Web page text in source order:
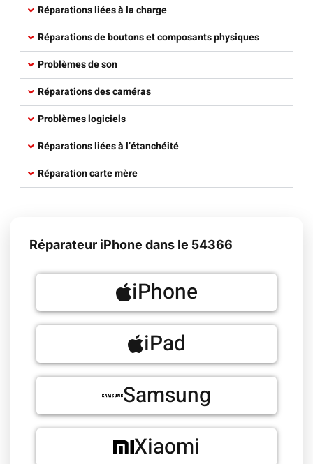
Réparations liées à la charge​
Réparations de boutons et composants physiques​
Problèmes de son
Réparations des caméras​
Problèmes logiciels​
Réparations liées à l’étanchéité​
Réparation carte mère​
Réparateur iPhone dans le 54366
iPhone
iPad
Samsung
Xiaomi